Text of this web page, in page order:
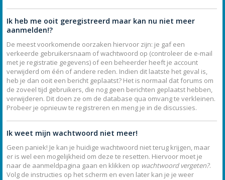
Ik heb me ooit geregistreerd maar kan nu niet meer
aanmelden!?
De meest voorkomende oorzaken hiervoor zijn: je gaf een
verkeerde gebruikersnaam of wachtwoord op (controleer de e-mail
met je registratie gegevens) of een beheerder heeft je account
verwijderd om één of andere reden. Indien dit laatste het geval is,
heb je dan ooit een bericht geplaatst? Het is normaal dat forums om
de zoveel tijd gebruikers, die nog geen berichten geplaatst hebben,
verwijderen. Dit doen ze om de database qua omvang te verkleinen.
Probeer je opnieuw te registreren en meng je in de discussies.
Ik weet mijn wachtwoord niet meer!
Geen paniek! Je kan je huidige wachtwoord niet terug krijgen, maar
er is wel een mogelijkheid om deze te resetten. Hiervoor moet je
naar de aanmeldpagina gaan en klikken op wachtwoord vergeten?.
Volg de instructies op het scherm en even later kan je je weer